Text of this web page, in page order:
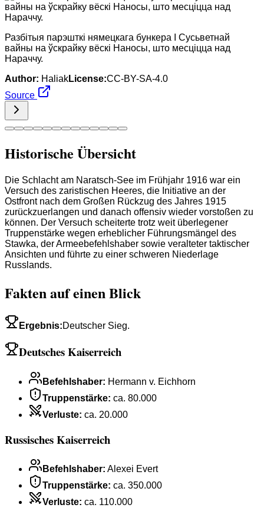
Разбітыя парэшткі нямецкага бункера І Сусьветнай
вайны на ўскрайку вёскі Наносы, што месціцца над
Нараччу.
Author: HaliakLicense:CC-BY-SA-4.0
Source
Historische Übersicht
Die Schlacht am Naratsch-See im Frühjahr 1916 war ein
Versuch des zaristischen Heeres, die Initiative an der
Ostfront nach dem Großen Rückzug des Jahres 1915
zurückzuerlangen und danach offensiv wieder vorstoßen zu
können. Der Versuch scheiterte trotz weit überlegener
Truppenstärke wegen erheblicher Führungsmängel des
Stawka, der Armeebefehlshaber sowie veralteter taktischer
Ansichten und führte zu einer schweren Niederlage
Russlands.
Fakten auf einen Blick
Ergebnis:Deutscher Sieg.
Deutsches Kaiserreich
Befehlshaber: Hermann v. Eichhorn
Truppenstärke: ca. 80.000
Verluste: ca. 20.000
Russisches Kaiserreich
Befehlshaber: Alexei Evert
Truppenstärke: ca. 350.000
Verluste: ca. 110.000